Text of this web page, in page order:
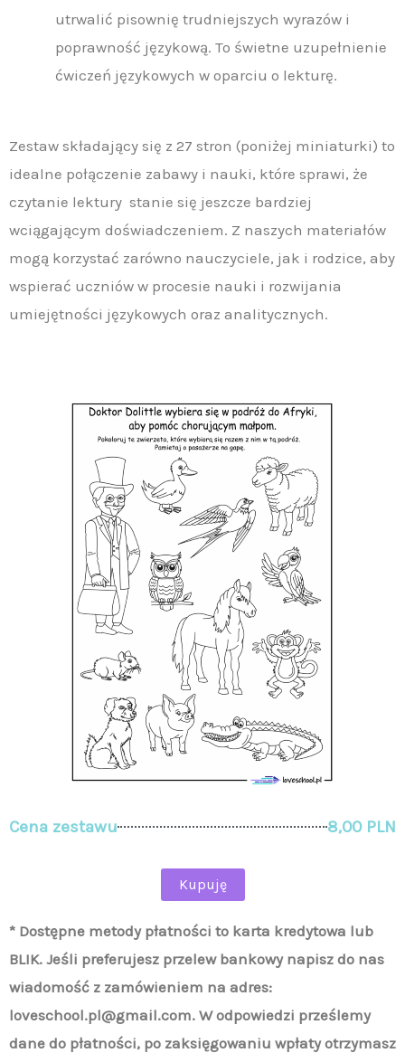
utrwalić pisownię trudniejszych wyrazów i
poprawność językową. To świetne uzupełnienie
ćwiczeń językowych w oparciu o lekturę.
Zestaw składający się z 27 stron (poniżej miniaturki) to
idealne połączenie zabawy i nauki, które sprawi, że
czytanie lektury stanie się jeszcze bardziej
wciągającym doświadczeniem. Z naszych materiałów
mogą korzystać zarówno nauczyciele, jak i rodzice, aby
wspierać uczniów w procesie nauki i rozwijania
umiejętności językowych oraz analitycznych.
Cena zestawu 8,00 PLN
Kupuję
* Dostępne metody płatności to karta kredytowa lub
BLIK. Jeśli preferujesz przelew bankowy napisz do nas
wiadomość z zamówieniem na adres:
loveschool.pl@gmail.com. W odpowiedzi prześlemy
dane do płatności, po zaksięgowaniu wpłaty otrzymasz